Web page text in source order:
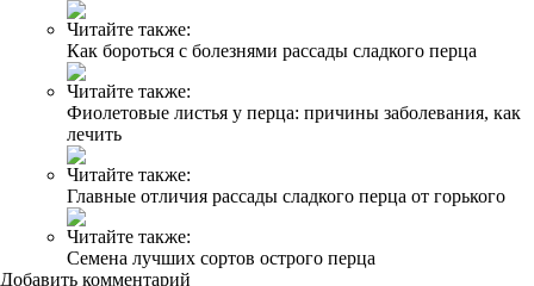
Читайте также:
Как бороться с болезнями рассады сладкого перца
Читайте также:
Фиолетовые листья у перца: причины заболевания, как
лечить
Читайте также:
Главные отличия рассады сладкого перца от горького
Читайте также:
Семена лучших сортов острого перца
Добавить комментарий